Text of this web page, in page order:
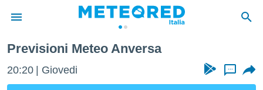
di
Previsioni Meteo Anversa
20:20 Giovedi ...